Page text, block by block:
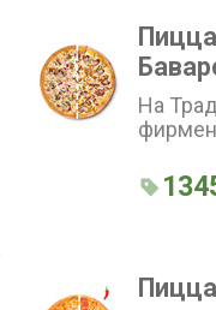
На
лук,